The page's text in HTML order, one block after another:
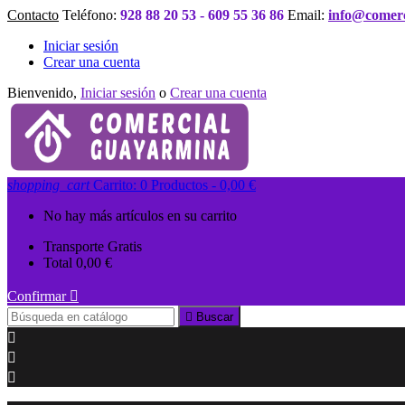
Contacto Teléfono: 928 88 20 53 - 609 55 36 86 Email:
Iniciar sesión
Crear una cuenta
Bienvenido, Iniciar sesión o Crear una cuenta
shopping_cart Carrito: 0 Productos - 0,00 €
No hay más artículos en su carrito
Transporte Gratis
Total 0,00 €
Confirmar 
 Buscar


